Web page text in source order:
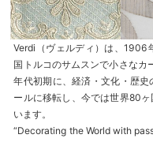
Verdi（ヴェルディ）は、1906
国トルコのサムスンで小さな
年代初期に、経済・文化・歴
ールに移転し、今では世界80
います。
“Decorating the World with